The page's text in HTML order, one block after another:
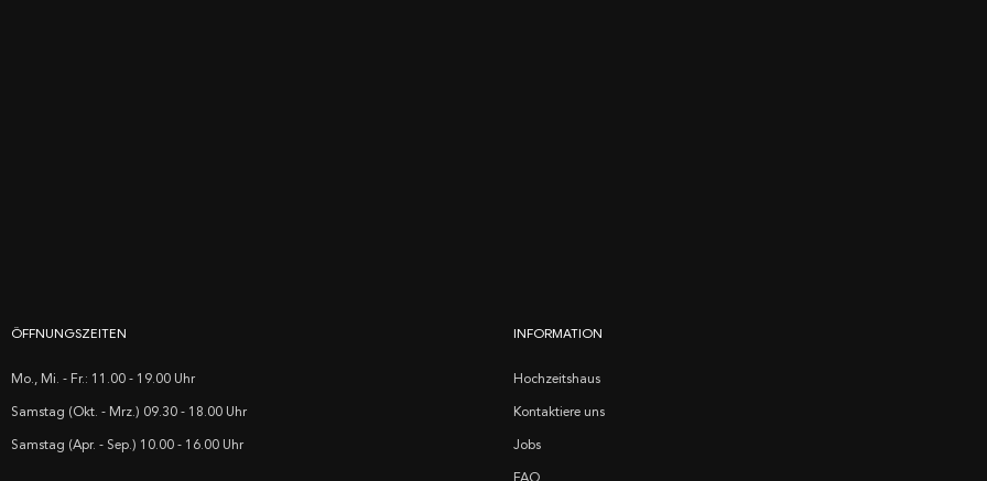
ÖFFNUNGSZEITEN
Mo., Mi. - Fr.: 11.00 - 19.00 Uhr
Samstag (Okt. - Mrz.) 09.30 - 18.00 Uhr
Samstag (Apr. - Sep.) 10.00 - 16.00 Uhr
INFORMATION
Hochzeitshaus
Kontaktiere uns
Jobs